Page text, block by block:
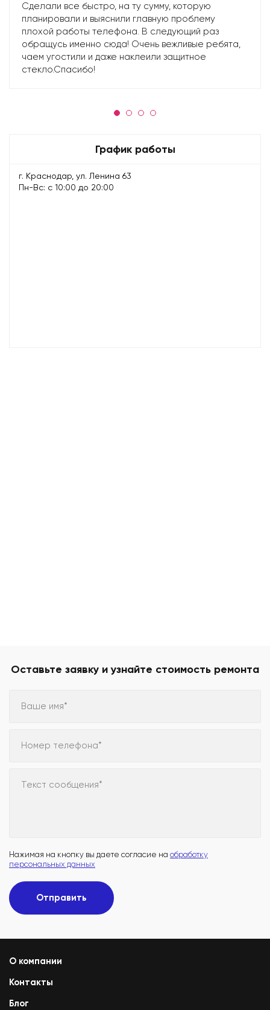
Сделали все быстро, на ту сумму, которую
планировали и выяснили главную проблему
плохой работы телефона. В следующий раз
обращусь именно сюда! Очень вежливые ребята,
чаем угостили и даже наклеили защитное
стекло.Спасибо!
График работы
г. Краснодар, ул. Ленина 63
Пн-Вс: с 10:00 до 20:00
Оставьте заявку и узнайте стоимость ремонта
Ваше имя*
Номер телефона*
Текст сообщения*
Нажимая на кнопку вы даете согласие на обработку
персональных данных
Отправить
О компании
Контакты
Блог